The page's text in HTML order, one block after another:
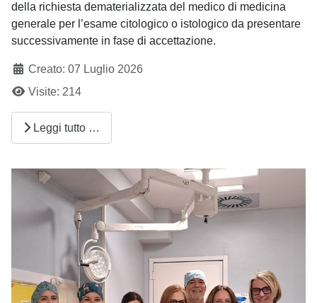
della richiesta dematerializzata del medico di medicina
generale per l’esame citologico o istologico da presentare
successivamente in fase di accettazione.
Creato: 07 Luglio 2026
Visite: 214
Leggi tutto …